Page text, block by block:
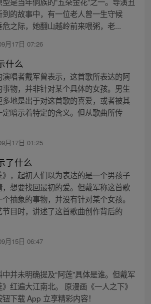
的故事中，有一位老人曾一生守候
之际，她翻山越岭前来喂粥，老...
月17日 07:26
什么
演唱者戴军曾表示，这首歌所表达的阿
物，并非针对某个具体的女孩。男生
地是出于对这首歌的喜爱，或者被其
暗示着特定的含义。但从歌曲所传
月17日 01:25
了什么
，起初人们以为表达的是一个男孩子
想要找回最初的爱。但戴军称这首歌
抽象的事物，并没有针对某个女孩。
目时，讲述了这首歌曲创作背后的
月15日 06:47
并未明确提及“阿莲”具体是谁。但戴军
红遍大江南北。 原漫画《一人之下》
下载 App 立享精彩内容！